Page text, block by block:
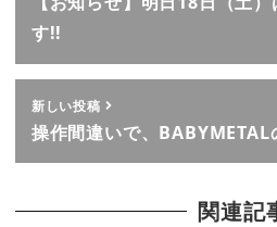
す!!
新しい投稿
操作間違いで、
関連記